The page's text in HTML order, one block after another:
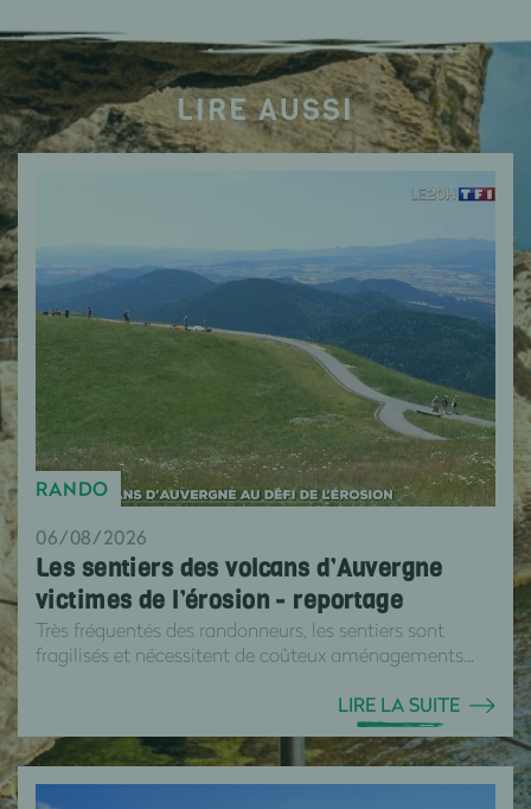
LIRE AUSSI
RANDO
06/08/2026
Les sentiers des volcans d’Auvergne
victimes de l’érosion - reportage
Très fréquentés des randonneurs, les sentiers sont
fragilisés et nécessitent de coûteux aménagements...
LIRE LA SUITE